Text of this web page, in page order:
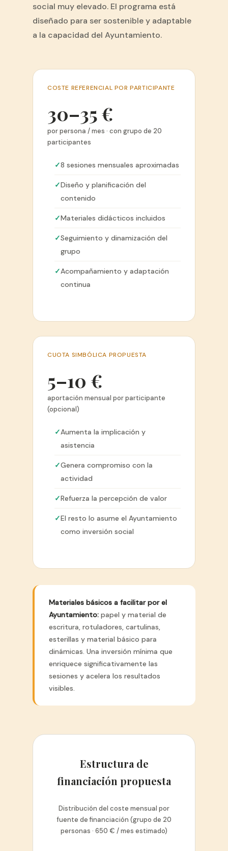
social muy elevado. El programa está
diseñado para ser sostenible y adaptable
a la capacidad del Ayuntamiento.
COSTE REFERENCIAL POR PARTICIPANTE
30–35 €
por persona / mes · con grupo de 20
participantes
8 sesiones mensuales aproximadas
Diseño y planificación del
contenido
Materiales didácticos incluidos
Seguimiento y dinamización del
grupo
Acompañamiento y adaptación
continua
CUOTA SIMBÓLICA PROPUESTA
5–10 €
aportación mensual por participante
(opcional)
Aumenta la implicación y
asistencia
Genera compromiso con la
actividad
Refuerza la percepción de valor
El resto lo asume el Ayuntamiento
como inversión social
Materiales básicos a facilitar por el
Ayuntamiento: papel y material de
escritura, rotuladores, cartulinas,
esterillas y material básico para
dinámicas. Una inversión mínima que
enriquece significativamente las
sesiones y acelera los resultados
visibles.
Estructura de
financiación propuesta
Distribución del coste mensual por
fuente de financiación (grupo de 20
personas · 650 € / mes estimado)